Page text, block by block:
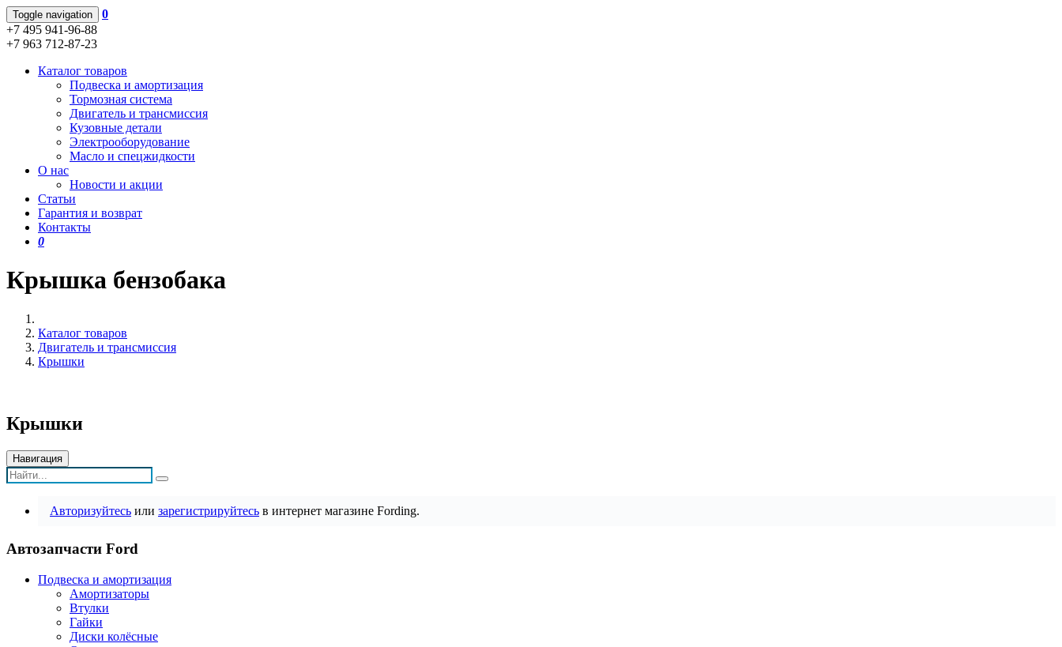
Toggle navigation
0
+7 495 941-96-88
+7 963 712-87-23
Каталог товаров
Подвеска и амортизация
Тормозная система
Двигатель и трансмиссия
Кузовные детали
Электрооборудование
Масло и спецжидкости
О нас
Новости и акции
Статьи
Гарантия и возврат
Контакты
0
Крышка бензобака
Каталог товаров
Двигатель и трансмиссия
Крышки
Крышки
Навигация
Авторизуйтесь или зарегистрируйтесь в интернет магазине Fording.
Автозапчасти Ford
Подвеска и амортизация
Амортизаторы
Втулки
Гайки
Диски колёсные